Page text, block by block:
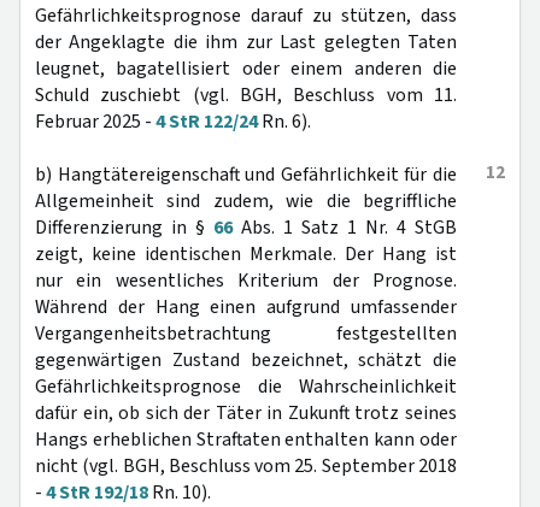
Gefährlichkeitsprognose darauf zu stützen, dass
der Angeklagte die ihm zur Last gelegten Taten
leugnet, bagatellisiert oder einem anderen die
Schuld zuschiebt (vgl. BGH, Beschluss vom 11.
Februar 2025 -4 StR 122/24Rn. 6).
12
b) Hangtätereigenschaft und Gefährlichkeit für die
Allgemeinheit sind zudem, wie die begriffliche
Differenzierung in § 66Abs. 1 Satz 1 Nr. 4 StGB
zeigt, keine identischen Merkmale. Der Hang ist
nur ein wesentliches Kriterium der Prognose.
Während der Hang einen aufgrund umfassender
Vergangenheitsbetrachtung festgestellten
gegenwärtigen Zustand bezeichnet, schätzt die
Gefährlichkeitsprognose die Wahrscheinlichkeit
dafür ein, ob sich der Täter in Zukunft trotz seines
Hangs erheblichen Straftaten enthalten kann oder
nicht (vgl. BGH, Beschluss vom 25. September 2018
-4 StR 192/18Rn. 10).